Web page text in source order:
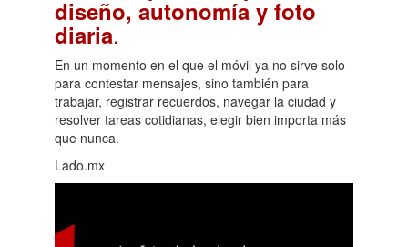
diseño, autonomía y foto
diaria.
En un momento en el que el móvil ya no sirve solo
para contestar mensajes, sino también para
trabajar, registrar recuerdos, navegar la ciudad y
resolver tareas cotidianas, elegir bien importa más
que nunca.
Lado.mx